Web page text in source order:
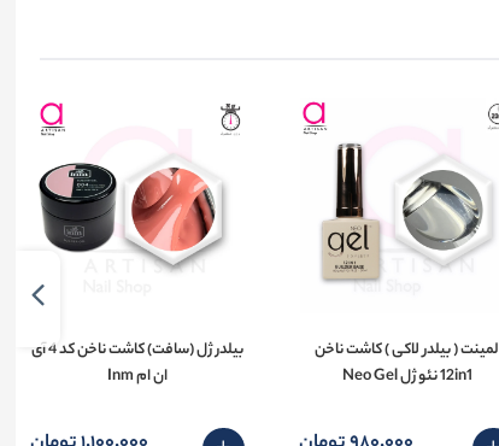
لمینت ( بیلدر لاکی ) کاشت ناخن
12in1 نئو ژل Neo Gel
بیلدر ژل (سافت) کاشت ناخن کد 4 آی
ان ام Inm